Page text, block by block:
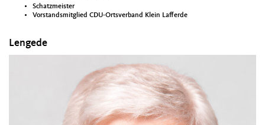
Schatzmeister
Vorstandsmitglied CDU-Ortsverband Klein Lafferde
Lengede